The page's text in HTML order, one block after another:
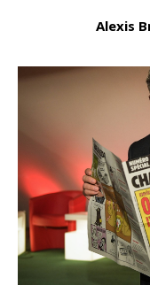
Alexis